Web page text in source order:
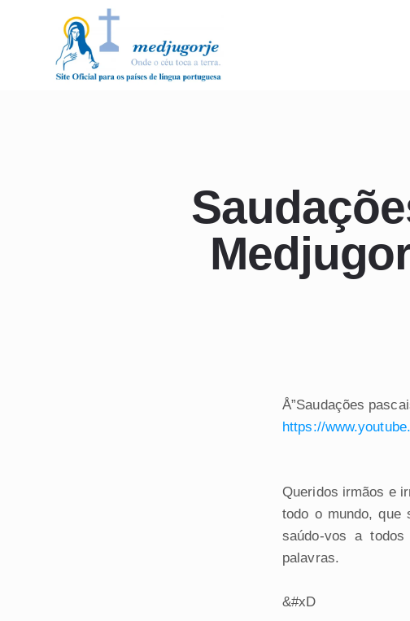
Å”Saudações
https://
Queridos irmãos e
todo o mundo, que
saúdo-vos a
palavras.
&#xD